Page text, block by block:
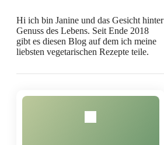
Hi ich bin Janine und das Gesicht hinter
Genuss des Lebens. Seit Ende 2018
gibt es diesen Blog auf dem ich meine
liebsten vegetarischen Rezepte teile.